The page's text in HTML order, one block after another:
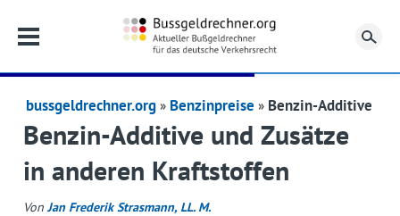
bussgeldrechner.org Benzinpreise Benzin-Additive
Benzin-Additive und Zusätze
in anderen Kraftstoffen
Von Jan Frederik Strasmann, LL. M.